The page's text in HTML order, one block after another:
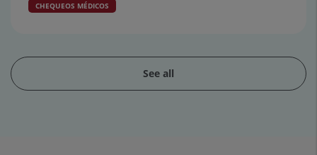
CHEQUEOS MÉDICOS
See all